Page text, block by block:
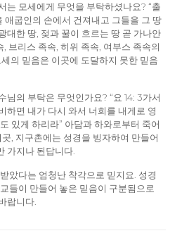
는 모세에게 무엇을 부탁하셨나요? “출
애굽인의 손에서 건져내고 그들을 그 땅
대한 땅, 젖과 꿀이 흐르는 땅 곧 가나안
브리스 족속, 히위 족속, 여부스 족속의
의 믿음은 이곳에 도달하지 못한 믿음
님의 부탁은 무엇인가요? “요 14: 3가서
하면 내가 다시 와서 너희를 내게로 영
있게 하리라” 아담과 하와로부터 죽어
, 지구촌에는 성경을 빙자하여 만들어
가지나 된답니다.
았다는 엄청난 착각으로 믿지요. 성경
들이 만들어 놓은 믿음이 구분됨으로
랍니다.